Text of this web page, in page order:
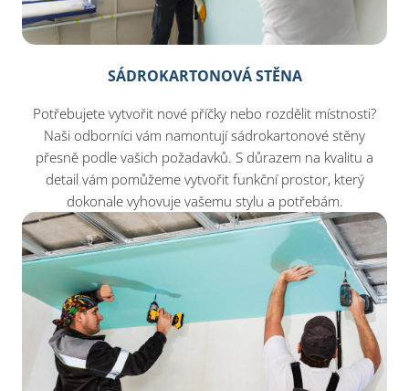
SÁDROKARTONOVÁ STĚNA
Potřebujete vytvořit nové příčky nebo rozdělit místnosti?
Naši odborníci vám namontují sádrokartonové stěny
přesně podle vašich požadavků. S důrazem na kvalitu a
detail vám pomůžeme vytvořit funkční prostor, který
dokonale vyhovuje vašemu stylu a potřebám.